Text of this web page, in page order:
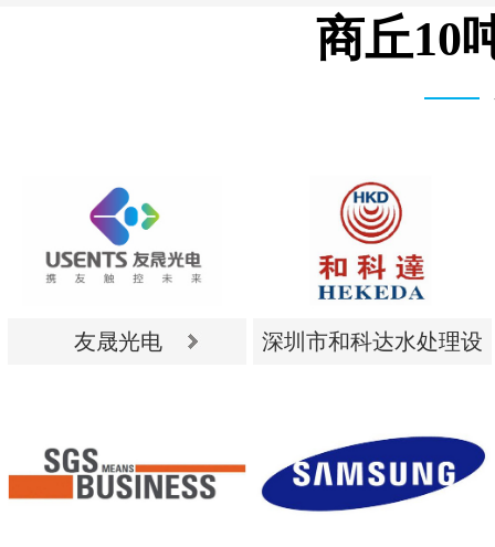
商丘10
友晟光电
友晟光电
深圳市和科达水处理设
深圳市和科达水处理设
备有限公司